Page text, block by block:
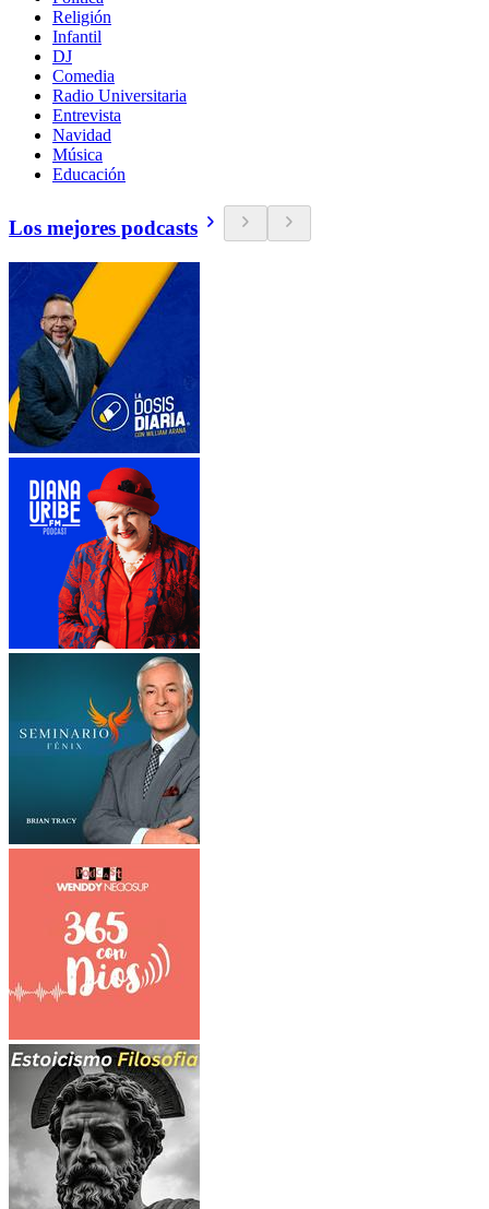
Religión
Infantil
DJ
Comedia
Radio Universitaria
Entrevista
Navidad
Música
Educación
Los mejores podcasts